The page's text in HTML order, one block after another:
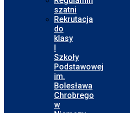
szatni
Rekrutacja
do
klasy
I
Szkoły
Podstawowej
im.
Bolesława
Chrobrego
w